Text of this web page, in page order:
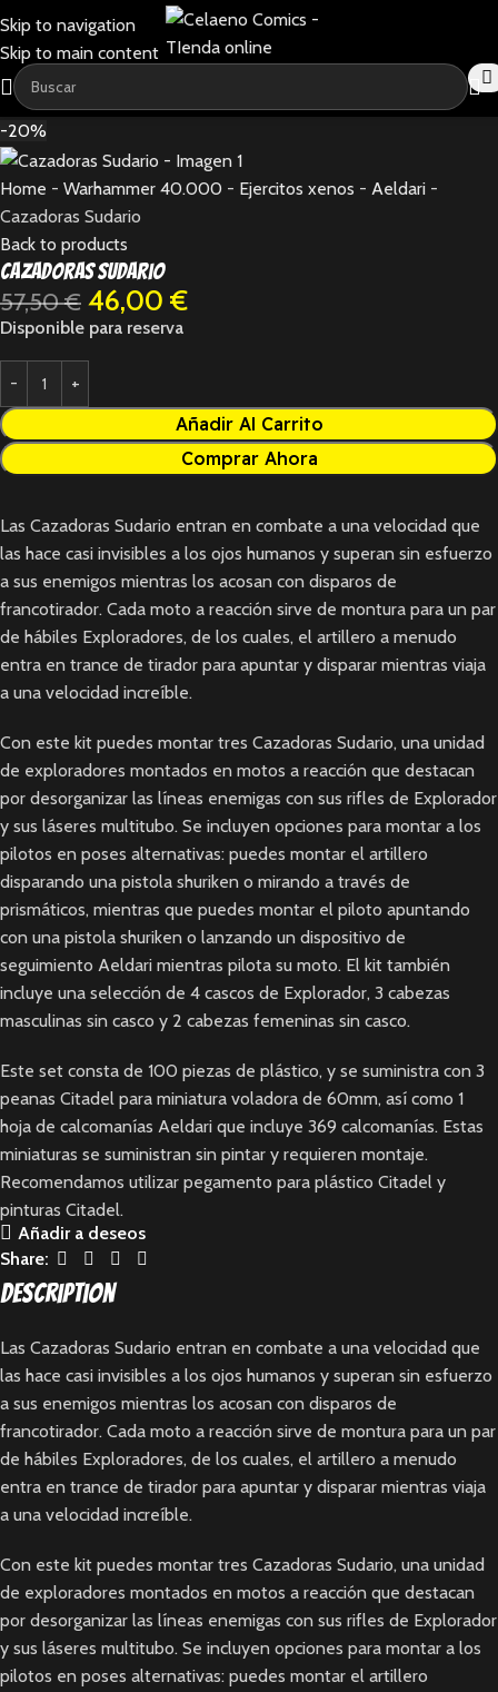
Skip to navigation
Skip to main content
-20%
Home - Warhammer 40.000 - Ejercitos xenos - Aeldari -
Cazadoras Sudario
Back to products
Cazadoras Sudario
57,50€ 46,00 €
Disponible para reserva
Añadir Al Carrito
Comprar Ahora
Las Cazadoras Sudario entran en combate a una velocidad que
las hace casi invisibles a los ojos humanos y superan sin esfuerzo
a sus enemigos mientras los acosan con disparos de
francotirador. Cada moto a reacción sirve de montura para un par
de hábiles Exploradores, de los cuales, el artillero a menudo
entra en trance de tirador para apuntar y disparar mientras viaja
a una velocidad increíble.
Con este kit puedes montar tres Cazadoras Sudario, una unidad
de exploradores montados en motos a reacción que destacan
por desorganizar las líneas enemigas con sus rifles de Explorador
y sus láseres multitubo. Se incluyen opciones para montar a los
pilotos en poses alternativas: puedes montar el artillero
disparando una pistola shuriken o mirando a través de
prismáticos, mientras que puedes montar el piloto apuntando
con una pistola shuriken o lanzando un dispositivo de
seguimiento Aeldari mientras pilota su moto. El kit también
incluye una selección de 4 cascos de Explorador, 3 cabezas
masculinas sin casco y 2 cabezas femeninas sin casco.
Este set consta de 100 piezas de plástico, y se suministra con 3
peanas Citadel para miniatura voladora de 60mm, así como 1
hoja de calcomanías Aeldari que incluye 369 calcomanías. Estas
miniaturas se suministran sin pintar y requieren montaje.
Recomendamos utilizar pegamento para plástico Citadel y
pinturas Citadel.
Añadir a deseos
Share:
Description
Las Cazadoras Sudario entran en combate a una velocidad que
las hace casi invisibles a los ojos humanos y superan sin esfuerzo
a sus enemigos mientras los acosan con disparos de
francotirador. Cada moto a reacción sirve de montura para un par
de hábiles Exploradores, de los cuales, el artillero a menudo
entra en trance de tirador para apuntar y disparar mientras viaja
a una velocidad increíble.
Con este kit puedes montar tres Cazadoras Sudario, una unidad
de exploradores montados en motos a reacción que destacan
por desorganizar las líneas enemigas con sus rifles de Explorador
y sus láseres multitubo. Se incluyen opciones para montar a los
pilotos en poses alternativas: puedes montar el artillero